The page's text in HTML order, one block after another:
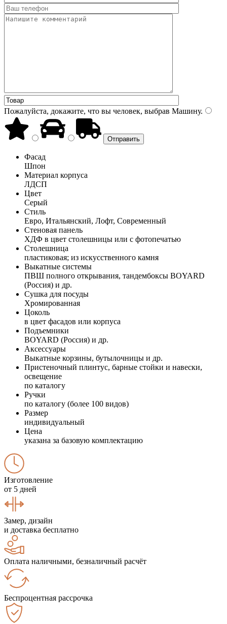
Пожалуйста, докажите, что вы человек, выбрав Машину.
Фасад
Шпон
Материал корпуса
ЛДСП
Цвет
Серый
Стиль
Евро, Итальянский, Лофт, Современный
Стеновая панель
ХДФ в цвет столешницы или с фотопечатью
Столешница
пластиковая; из искусственного камня
Выкатные системы
ПВШ полного открывания, тандембоксы BOYARD
(Россия) и др.
Сушка для посуды
Хромированная
Цоколь
в цвет фасадов или корпуса
Подъемники
BOYARD (Россия) и др.
Аксессуары
Выкатные корзины, бутылочницы и др.
Пристеночный плинтус, барные стойки и навески,
освещение
по каталогу
Ручки
по каталогу (более 100 видов)
Размер
индивидуальный
Цена
указана за базовую комплектацию
Изготовление
от 5 дней
Замер, дизайн
и доставка бесплатно
Оплата наличными, безналичный расчёт
Беспроцентная рассрочка